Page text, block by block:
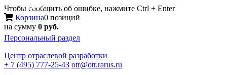
Чтобы сообщить об ошибке, нажмите Ctrl + Enter
Корзина0 позиций
на сумму 0 руб.
Персональный раздел
Центр отраслевой разработки
+ 7 (495) 777-25-43 otr@otr.rarus.ru
Меню